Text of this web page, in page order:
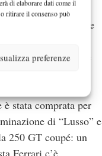
di elaborare dati come il
ritirare il consenso può
preferenze
oltre due milioni e
Per oltre
in un locale
stata comprata per
di “Lusso” e
250 GT coupé: un
Ferrari c’è